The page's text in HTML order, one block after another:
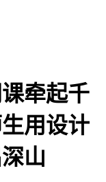
牵起千
用设计
山